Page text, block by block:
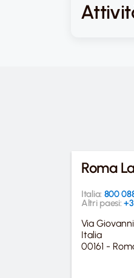
Roma
Italia: 800
Altri paesi:
Via
Italia
00161 -